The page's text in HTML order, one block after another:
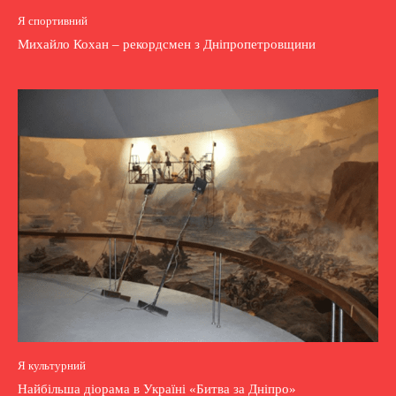
Я спортивний
Михайло Кохан – рекордсмен з Дніпропетровщини
Я культурний
Найбільша діорама в Україні «Битва за Дніпро»